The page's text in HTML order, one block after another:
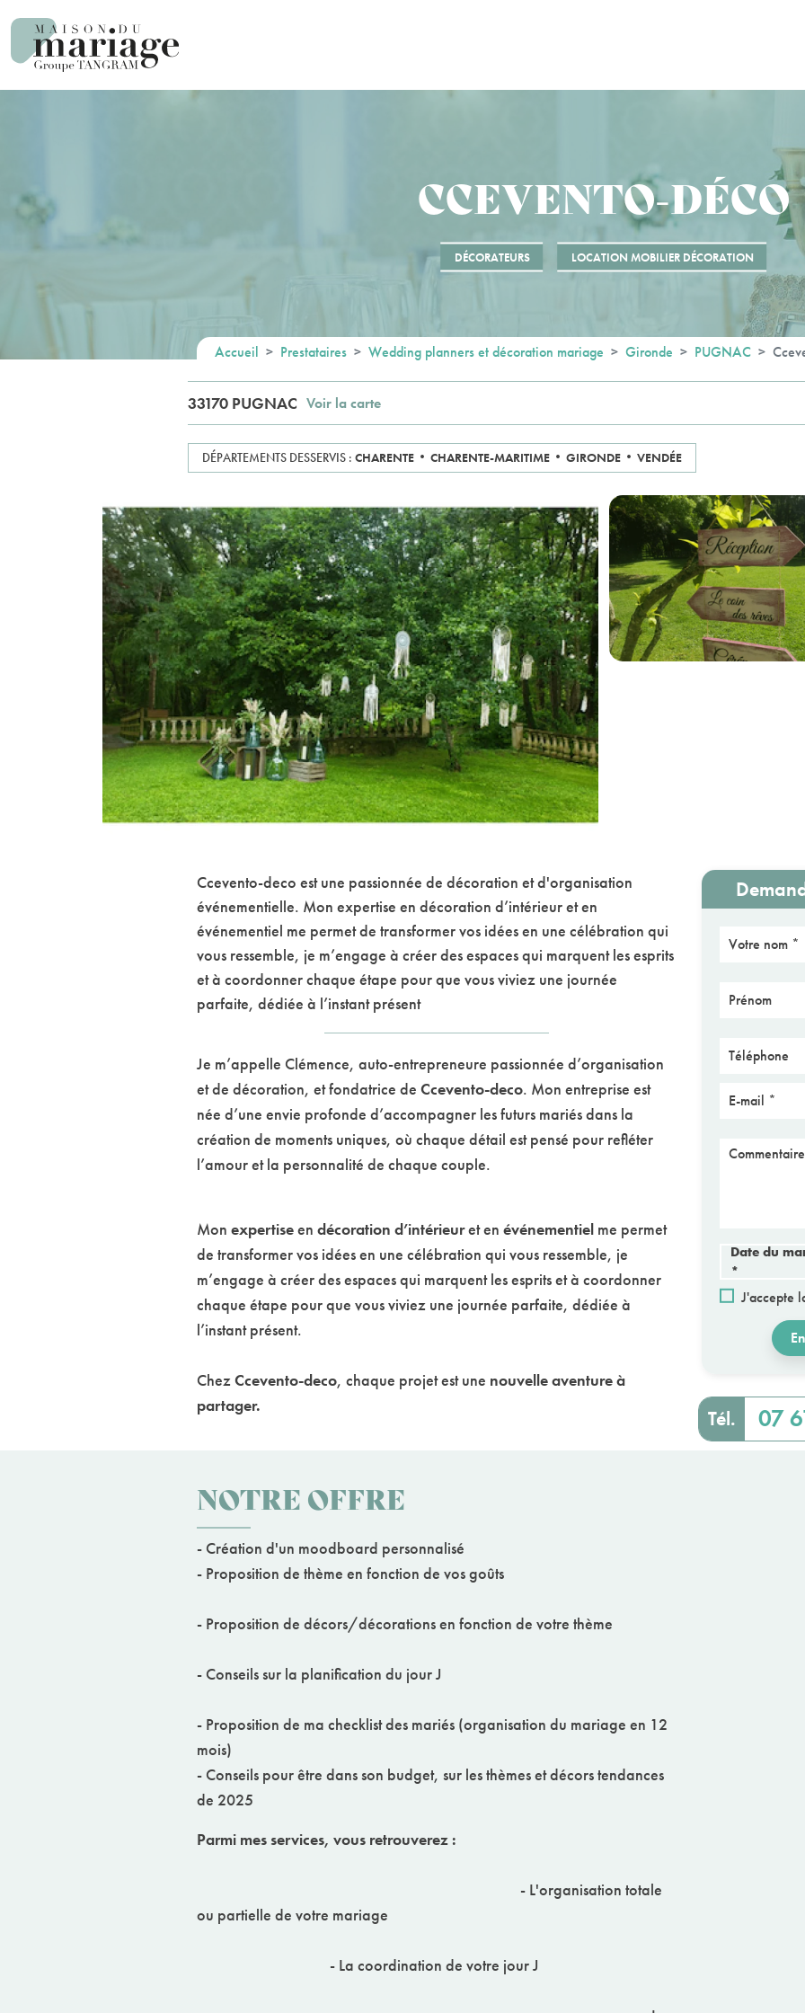
CCEVENTO-DÉCO
DÉCORATEURS LOCATION MOBILIER DÉCORATION
Accueil Prestataires Wedding planners et décoration mariage Gironde PUGNAC
33170 PUGNAC Voir la carte
DÉPARTEMENTS DESSERVIS : CHARENTE CHARENTE-MARITIME GIRONDE VENDÉE
Ccevento-deco est une passionnée de décoration et d'organisation
événementielle. Mon expertise en décoration d’intérieur et en
événementiel me permet de transformer vos idées en une célébration qui
vous ressemble, je m’engage à créer des espaces qui marquent les esprits
et à coordonner chaque étape pour que vous viviez une journée
parfaite, dédiée à l’instant présent
Je m’appelle Clémence, auto-entrepreneure passionnée d’organisation
et de décoration, et fondatrice de Ccevento-deco. Mon entreprise est
née d’une envie profonde d’accompagner les futurs mariés dans la
création de moments uniques, où chaque détail est pensé pour refléter
l’amour et la personnalité de chaque couple.
Mon expertiseen décoration d’intérieuret en événementiel me permet
de transformer vos idées en une célébration qui vous ressemble, je
m’engage à créer des espaces qui marquent les esprits et à coordonner
chaque étape pour que vous viviez une journée parfaite, dédiée à
l’instant présent.
ChezCcevento-deco, chaque projet est une nouvelle aventure à
partager.
NOTRE OFFRE
- Création d'un moodboard personnalisé
- Proposition de thème en fonction de vos goûts
- Proposition de décors/décorations en fonction de votre thème
- Conseils sur la planification du jour J
- Proposition de ma checklist des mariés (organisation du mariage en 12
mois)
- Conseils pour être dans son budget, sur les thèmes et décors tendances
de 2025
Parmi mes services, vous retrouverez :
- L'organisation totale
ou partielle de votre mariage
- La coordination de votre jour J
Date du
*
J'accepte
Tél. 07